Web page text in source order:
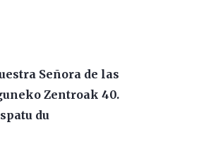
Señora de las
Zentroak 40.
du